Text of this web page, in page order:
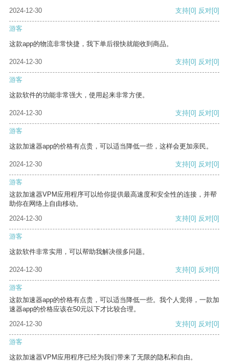
2024-12-30 支持[0] 反对[0]
游客
这款app的物流非常快捷，我下单后很快就能收到商品。
2024-12-30 支持[0] 反对[0]
游客
这款软件的功能非常强大，使用起来非常方便。
2024-12-30 支持[0] 反对[0]
游客
这款加速器app的价格有点贵，可以适当降低一些，这样会更加亲民。
2024-12-30 支持[0] 反对[0]
游客
这款加速器VPM应用程序可以给你提供最高速度和安全性的连接，并帮
助你在网络上自由移动。
2024-12-30
支持[0] 反对[0]
游客
这款软件非常实用，可以帮助我解决很多问题。
2024-12-30 支持[0] 反对[0]
游客
这款加速器app的价格有点贵，可以适当降低一些。我个人觉得，一款加
速器app的价格应该在50元以下才比较合理。
2024-12-30
支持[0] 反对[0]
游客
这款加速器VPM应用程序已经为我们带来了无限的隐私和自由。